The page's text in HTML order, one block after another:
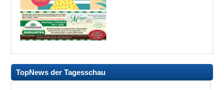
TopNews der Tagesschau